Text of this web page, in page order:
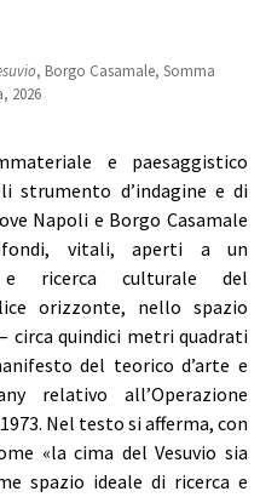
, Borgo Casamale, Somma
2026
e paesaggistico
strumento d’indagine e di
Napoli e Borgo Casamale
vitali, aperti a un
ricerca culturale del
orizzonte, nello spazio
circa quindici metri quadrati
del teorico d’arte e
relativo all’Operazione
Nel testo si afferma, con
«la cima del Vesuvio sia
spazio ideale di ricerca e